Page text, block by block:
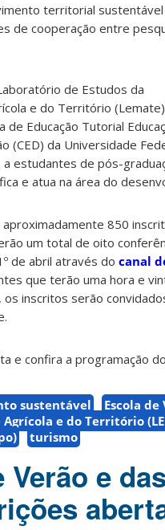
territorial
de cooperação entre
de Estudos da
e do Território
Educação Tutorial
(CED) da Universidade
estudantes de pós-
e atua na área do
850
um total de oito
de abril através do canal
que terão uma hora e
inscritos serão
e confira a programação
sustentável Escola de
e do Território
turismo
Verão e